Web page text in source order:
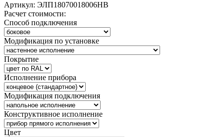
Артикул: ЭЛП18070018006НВ
Расчет стоимости:
Способ подключения
Модификация по установке
Покрытие
Исполнение прибора
Модификация подключения
Конструктивное исполнение
Цвет